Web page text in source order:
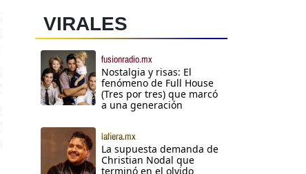
VIRALES
fusionradio.mx
Nostalgia y risas: El
fenómeno de Full House
(Tres por tres) que marcó
a una generación
lafiera.mx
La supuesta demanda de
Christian Nodal que
terminó en el olvido